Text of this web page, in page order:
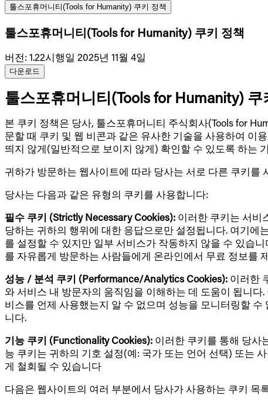
툴스포휴머니티(Tools for Humanity) 쿠키 정책
툴스포휴머니티(Tools for Humanity) 쿠키 정책
버전: 1.22시행일 2025년 11월 4일
다운로드
툴스포휴머니티(Tools for Humanity) 쿠
본 쿠키 정책은 당사, 툴스포휴머니티 주식회사(Tools for
문할 때 쿠키 및 웹 비콘과 같은 유사한 기술을 사용하여 이
띄지 않게(일반적으로 보이지 않게) 확인할 수 있도록 하는
귀하가 방문하는 웹사이트에 따라 당사는 서로 다른 쿠키
당사는 다음과 같은 유형의 쿠키를 사용합니다:
필수 쿠키 (Strictly Necessary Cookies): 이러한 쿠키는 서비
당하는 귀하의 행위에 대한 응답으로만 설정됩니다. 여기
를 설정할 수 있지만 일부 서비스가 작동하지 않을 수 있습
를 자유롭게 방문하는 사람들에게 온라인에서 무료 정보를
성능 / 분석 쿠키 (Performance/Analytics Cookies): 이러한
와 서비스 내 방문자의 움직임을 이해하는 데 도움이 됩니
비스를 언제 사용했는지 알 수 없으며 성능을 모니터링할
니다.
기능 쿠키 (Functionality Cookies): 이러한 쿠키를 통해 당사
능 쿠키는 귀하의 기호 설정(예: 국가 또는 언어 선택) 또는
게 철회될 수 있습니다
다음은 웹사이트의 여러 부분에서 당사가 사용하는 쿠키 목